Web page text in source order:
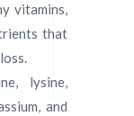
vitamins,
that
lysine,
and